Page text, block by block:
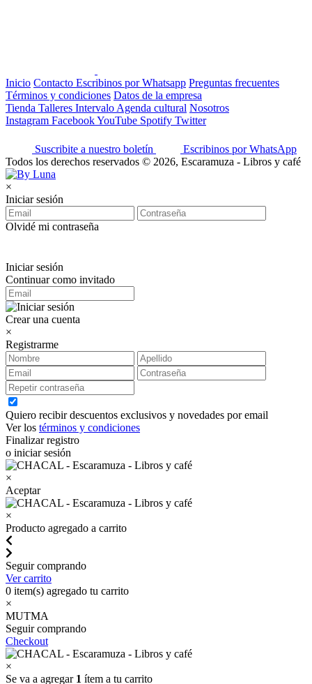
Inicio Contacto Escribinos por Whatsapp Preguntas frecuentes
Términos y condiciones Datos de la empresa
Tienda Talleres Intervalo Agenda cultural Nosotros
Instagram FacebookYouTube Spotify Twitter
Suscribite a nuestro boletín
Escribinos por WhatsApp
Todos los derechos reservados © 2026, Escaramuza - Libros y café
×
Iniciar sesión
Olvidé mi contraseña
Iniciar sesión
Continuar como invitado
Crear una cuenta
×
Registrarme
Quiero recibir descuentos exclusivos y novedades por email
Ver los términos y condiciones
Finalizar registro
o iniciar sesión
×
Aceptar
×
Producto agregado a carrito
Seguir comprando
Ver carrito
0 item(s) agregado tu carrito
×
MUTMA
Seguir comprando
Checkout
×
Se va a agregar 1 ítem a tu carrito